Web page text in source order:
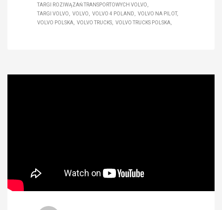
TARGI ROZIWĄZAŃ TRANSPORTOWYCH VOLVO
TARGI VOLVO
VOLVO VOLVO 4 POLAND
VOLVO NA PILOT
VOLVO POLSKA
VOLVO TRUCKS VOLVO TRUCKS POLSKA